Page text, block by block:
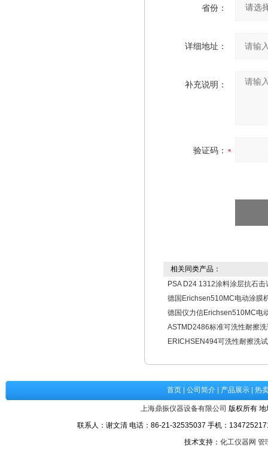
省份：
详细地址：
补充说明：
验证码：
相关同类产品：
PSA D24 1312涂料涂层抗石击
德国Erichsen510MC电动涂膜
德国仪力信Erichsen510MC电
ASTMD2486标准可洗性耐擦
ERICHSEN494可洗性耐擦洗
首页| 公司简介| 产品展示| 热
上海鼎振仪器设备有限公司 版权所有
联系人：谢文清 电话：86-21-32535037 手机：
技术支持： 化工仪器网 管